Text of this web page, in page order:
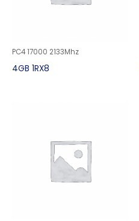
PC4 17000 2133Mhz
4GB 1RX8